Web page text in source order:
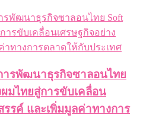
รพัฒนาธุรกิจซาลอนไทย
มไทยสู่การขับเคลื่อน
รรค์ และเพิ่มมูลค่าทางการ